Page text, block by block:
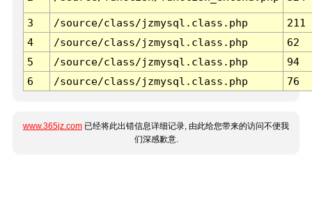
3 /source/class/jzmysql.class.php
211
4
/source/class/jzmysql.class.php
62
5
/source/class/jzmysql.class.php
94
6
/source/class/jzmysql.class.php 76
www.365jz.com 已经将此出错信息详细记录, 由此给您带来的访问不便我
们深感歉意.